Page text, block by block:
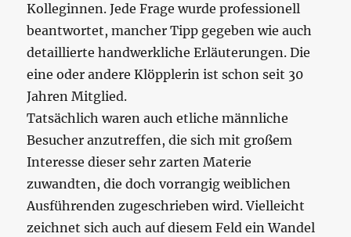
Kolleginnen. Jede Frage wurde professionell
beantwortet, mancher Tipp gegeben wie auch
detaillierte handwerkliche Erläuterungen. Die
eine oder andere Klöpplerin ist schon seit 30
Jahren Mitglied.
Tatsächlich waren auch etliche männliche
Besucher anzutreffen, die sich mit großem
Interesse dieser sehr zarten Materie
zuwandten, die doch vorrangig weiblichen
Ausführenden zugeschrieben wird. Vielleicht
zeichnet sich auch auf diesem Feld ein Wandel